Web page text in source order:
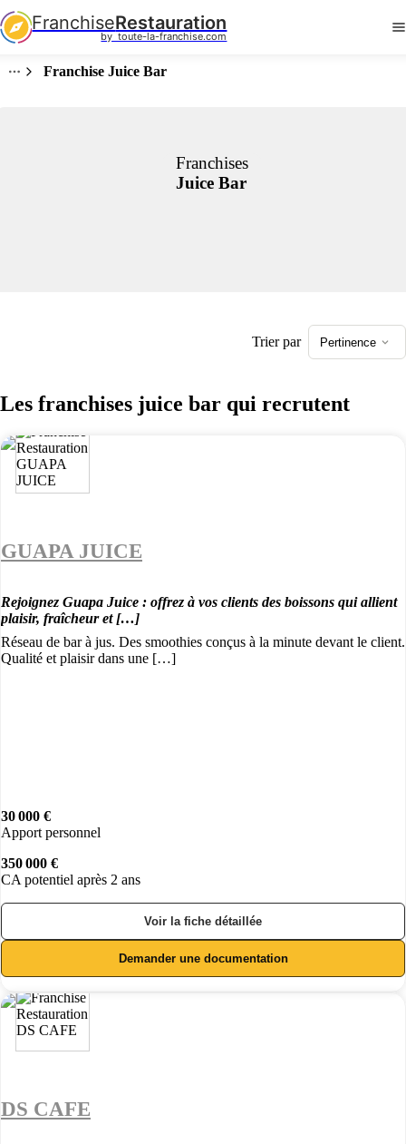
FranchiseRestauration
by  toute-la-franchise.com
Franchise Juice Bar
Franchises
Juice Bar
Trier par Pertinence
Les franchises juice bar qui recrutent
GUAPA JUICE
Rejoignez Guapa Juice : offrez à vos clients des boissons qui allient
plaisir, fraîcheur et […]
Réseau de bar à jus. Des smoothies conçus à la minute devant le client.
Qualité et plaisir dans une […]
30 000 €
Apport personnel
350 000 €
CA potentiel après 2 ans
Voir la fiche détaillée
Demander une documentation
DS CAFE